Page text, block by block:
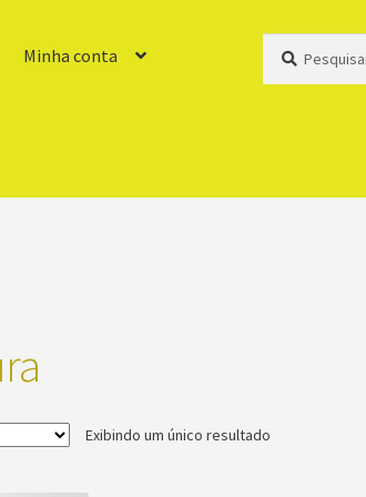
Minha conta
Pesquisar
Exibindo um único resultado